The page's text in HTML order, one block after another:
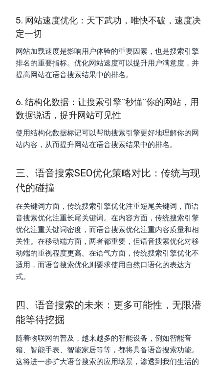
5. 网站速度优化：天下武功，唯快不破，速度决
定一切
网站加载速度是影响用户体验的重要因素，也是搜索引擎
排名的重要指标。优化网站速度可以提升用户满意度，并
提高网站在语音搜索结果中的排名。
6. 结构化数据：让搜索引擎“秒懂”你的网站，用
数据说话，提升网站可见性
使用结构化数据标记可以帮助搜索引擎更好地理解你的网
站内容，从而提升网站在语音搜索结果中的排名。
三、语音搜索SEO优化策略对比：传统与现
代的碰撞
在关键词方面，传统搜索引擎优化注重短尾关键词，而语
音搜索优化注重长尾关键词。在内容方面，传统搜索引擎
优化注重关键词密度，而语音搜索优化注重内容质量和相
关性。在移动端方面，两者都重要，但语音搜索优化对移
动端的重视程度更高。在语气方面，传统搜索引擎优化不
适用，而语音搜索优化则要求使用自然口语化的表达方
式。
四、语音搜索的未来：更多可能性，无限潜
能等待挖掘
随着物联网的普及，越来越多的智能设备，例如智能音
箱、智能手表、智能家居等等，都将具备语音搜索功能。
这将进一步扩大语音搜索的应用场景，渗透到我们生活的